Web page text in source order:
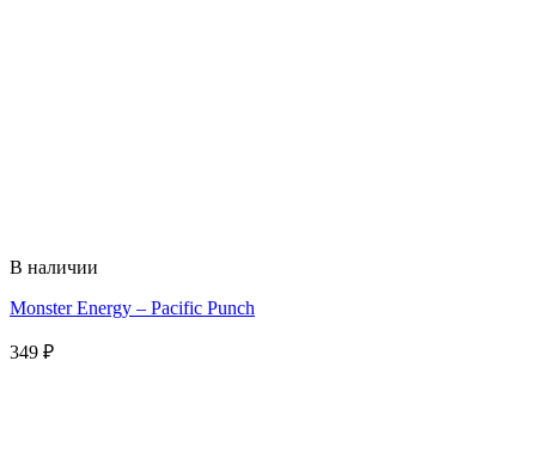
В наличии
Monster Energy – Pacific Punch
349 ₽